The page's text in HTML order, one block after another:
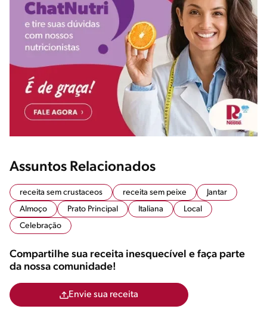
Assuntos Relacionados
receita sem crustaceos receita sem peixe
Jantar
Almoço
Prato Principal Italiana
Local
Celebração
Compartilhe sua receita inesquecível e faça parte
da nossa comunidade!
Envie sua receita